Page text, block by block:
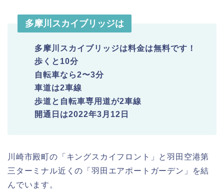
多摩川スカイブリッジは
多摩川スカイブリッジは料金は無料です！
歩くと10分
自転車なら2〜3分
車道は2車線
歩道と自転車専用道が2車線
開通日は2022年3月12日
川崎市殿町の「キングスカイフロント」と羽田空港第
三ターミナル近くの「羽田エアポートガーデン」を結
んでいます。